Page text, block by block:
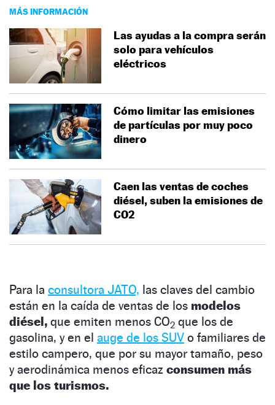
MÁS INFORMACIÓN
Las ayudas a la compra serán
solo para vehículos
eléctricos
Cómo limitar las emisiones
de partículas por muy poco
dinero
Caen las ventas de coches
diésel, suben la emisiones de
CO2
Para la consultora JATO, las claves del cambio
están en la caída de ventas de los modelos
diésel, que emiten menos CO2 que los de
gasolina, y en el auge de los SUV o familiares de
estilo campero, que por su mayor tamaño, peso
y aerodinámica menos eficaz consumen más
que los turismos.